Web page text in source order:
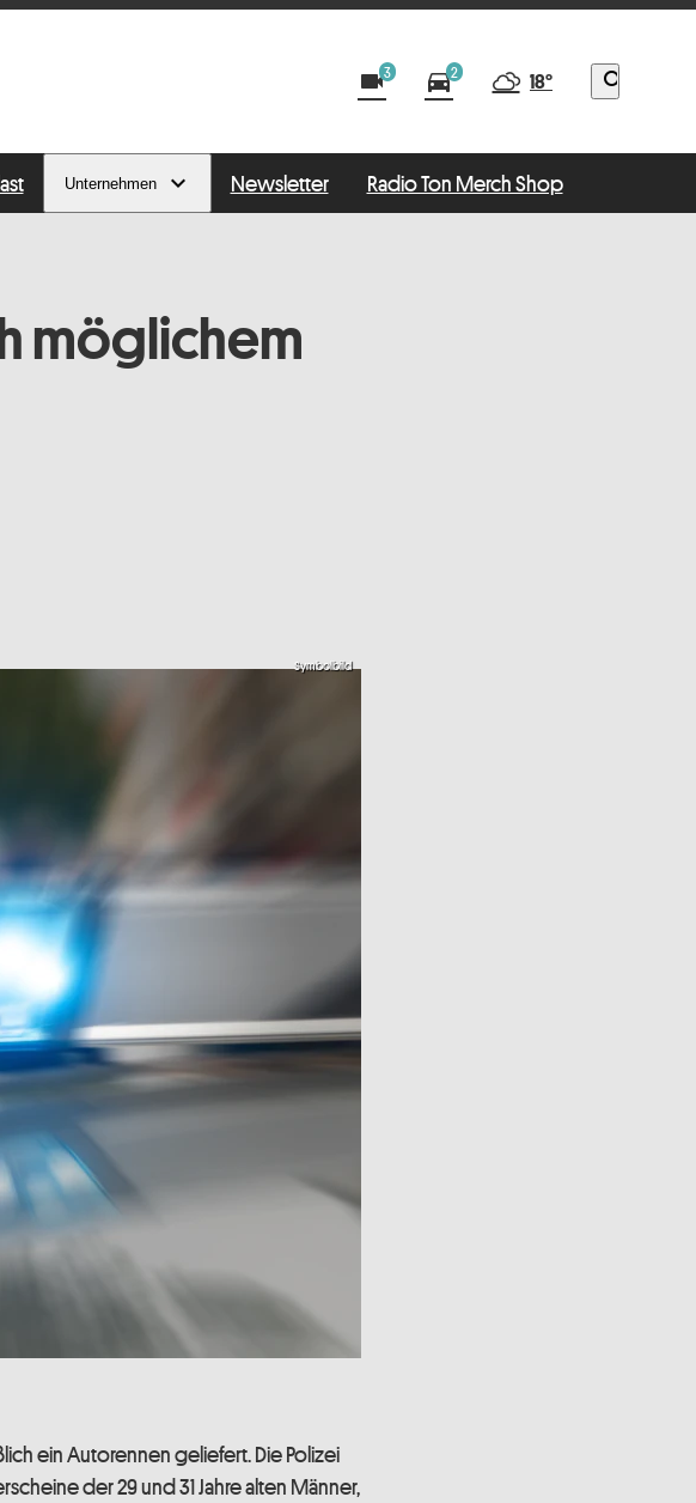
videocam3 directions_car2 18° search
Unternehmen Newsletter Radio Ton Merch Shop
möglichem
Symbolbild
ein Autorennen geliefert. Die Polizei
der 29 und 31 Jahre alten Männer,